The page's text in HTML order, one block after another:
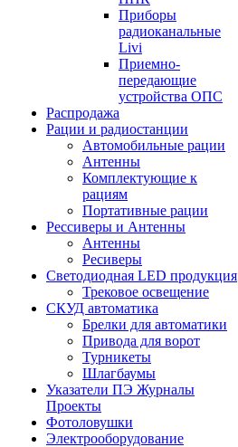
Приборы
радиоканальные
Livi
Приемно-
передающие
устройства ОПС
Распродажа
Рации и радиостанции
Автомобильные рации
Антенны
Комплектующие к
рациям
Портативные рации
Рессиверы и Антенны
Антенны
Ресиверы
Светодиодная LED продукция
Трековое освещение
СКУД автоматика
Брелки для автоматики
Привода для ворот
Турникеты
Шлагбаумы
Указатели ПЭ Журналы
Проекты
Фотоловушки
Электрооборудование